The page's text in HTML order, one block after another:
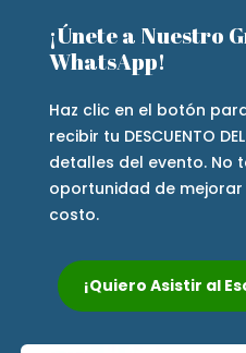
¡Únete a Nuestro
WhatsApp!
Haz clic en el botón para
recibir tu DESCUENTO
detalles del evento. No
oportunidad de
costo.
¡Quiero Asistir al